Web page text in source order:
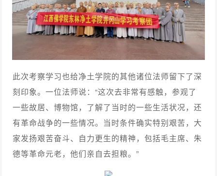
此次考察学习也给净土学院的其他诸位法师留下了深
刻印象。一位法师说：“这次去非常有感触，参观了
一些故居、博物馆，了解了当时的一些生活状况，还
有革命战争的一些情况。当时条件确实特别艰苦，大
家发扬艰苦奋斗、自力更生的精神，包括毛主席、朱
德等革命元老，他们亲自去担粮。”